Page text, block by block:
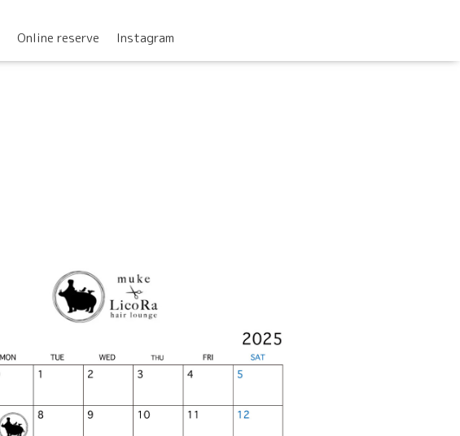
Online reserve Instagram